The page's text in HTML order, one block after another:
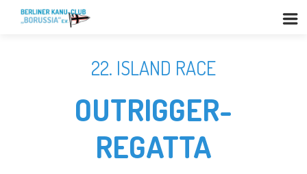
22. ISLAND RACE
OUTRIGGER-
REGATTA